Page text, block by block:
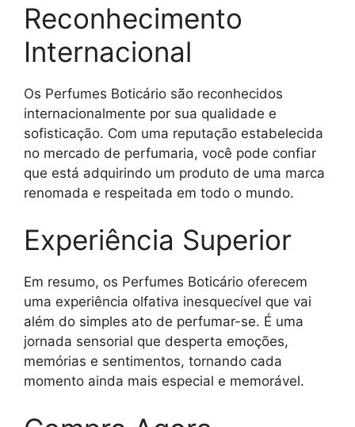
Reconhecimento
Internacional
Os Perfumes Boticário são reconhecidos
internacionalmente por sua qualidade e
sofisticação. Com uma reputação estabelecida
no mercado de perfumaria, você pode confiar
que está adquirindo um produto de uma marca
renomada e respeitada em todo o mundo.
Experiência Superior
Em resumo, os Perfumes Boticário oferecem
uma experiência olfativa inesquecível que vai
além do simples ato de perfumar-se. É uma
jornada sensorial que desperta emoções,
memórias e sentimentos, tornando cada
momento ainda mais especial e memorável.